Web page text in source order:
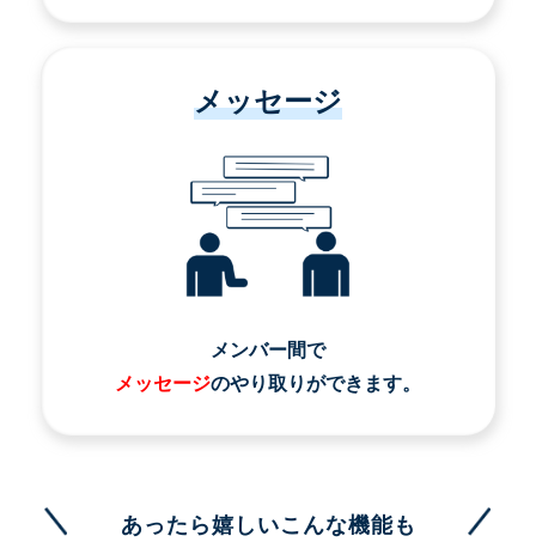
メッセージ
メンバー間で
メッセージのやり取りができます。
あったら嬉しいこんな機能も